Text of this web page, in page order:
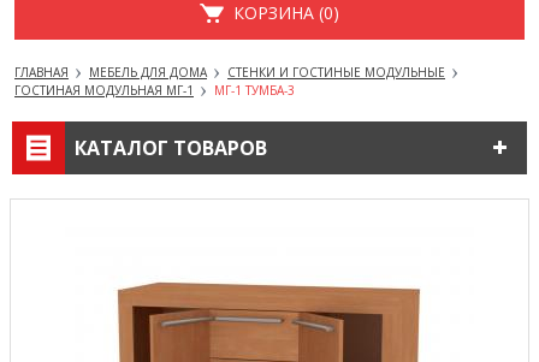
КОРЗИНА (0)
ГЛАВНАЯ МЕБЕЛЬ ДЛЯ ДОМА
СТЕНКИ И ГОСТИНЫЕ МОДУЛЬНЫЕ
ГОСТИНАЯ МОДУЛЬНАЯ МГ-1
МГ-1 ТУМБА-3
КАТАЛОГ ТОВАРОВ